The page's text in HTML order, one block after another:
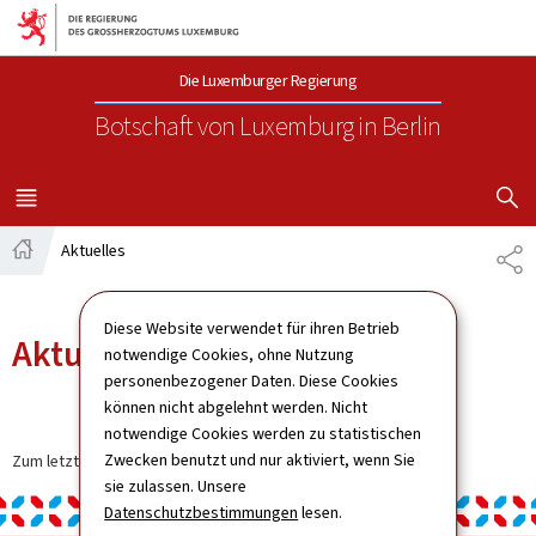
Diese Website verwendet für ihren Betrieb
notwendige Cookies, ohne Nutzung
personenbezogener Daten. Diese Cookies
können nicht abgelehnt werden. Nicht
notwendige Cookies werden zu statistischen
Zwecken benutzt und nur aktiviert, wenn Sie
sie zulassen. Unsere
Datenschutzbestimmungen lesen.
Zur Hauptnavigation
Zum Inhalt
Die Luxemburger Regierung
Botschaft von Luxemburgin Berlin
MENÜ
HAUPT-
Aktuelles
Aktuelles
Zum letzten Mal aktualisiert am11.12.2024